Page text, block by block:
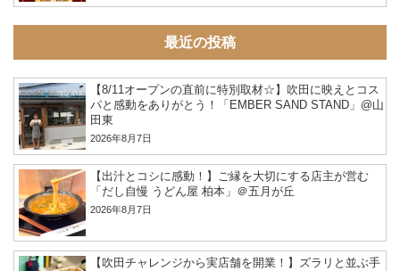
最近の投稿
【8/11オープンの直前に特別取材☆】吹田に映えとコス
パと感動をありがとう！「EMBER SAND STAND」@山
田東
2026年8月7日
【出汁とコシに感動！】ご縁を大切にする店主が営む
「だし自慢 うどん屋 柏本」＠五月が丘
2026年8月7日
【吹田チャレンジから実店舗を開業！】ズラリと並ぶ手